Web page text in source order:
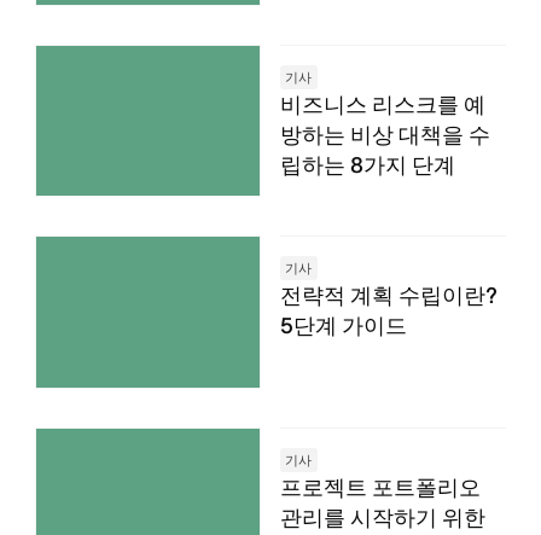
기사
비즈니스 리스크를 예
방하는 비상 대책을 수
립하는 8가지 단계
기사
전략적 계획 수립이란?
5단계 가이드
기사
프로젝트 포트폴리오
관리를 시작하기 위한